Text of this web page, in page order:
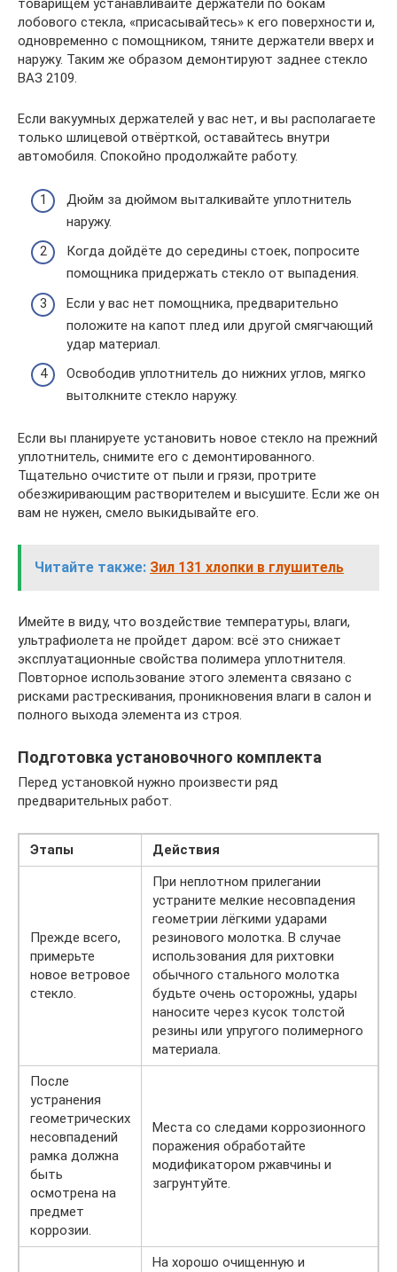
товарищем устанавливайте держатели по бокам
лобового стекла, «присасывайтесь» к его поверхности и,
одновременно с помощником, тяните держатели вверх и
наружу. Таким же образом демонтируют заднее стекло
ВАЗ 2109.
Если вакуумных держателей у вас нет, и вы располагаете
только шлицевой отвёрткой, оставайтесь внутри
автомобиля. Спокойно продолжайте работу.
Дюйм за дюймом выталкивайте уплотнитель
наружу.
Когда дойдёте до середины стоек, попросите
помощника придержать стекло от выпадения.
Если у вас нет помощника, предварительно
положите на капот плед или другой смягчающий
удар материал.
Освободив уплотнитель до нижних углов, мягко
вытолкните стекло наружу.
Если вы планируете установить новое стекло на прежний
уплотнитель, снимите его с демонтированного.
Тщательно очистите от пыли и грязи, протрите
обезжиривающим растворителем и высушите. Если же он
вам не нужен, смело выкидывайте его.
Читайте также: Зил 131 хлопки в глушитель
Имейте в виду, что воздействие температуры, влаги,
ультрафиолета не пройдет даром: всё это снижает
эксплуатационные свойства полимера уплотнителя.
Повторное использование этого элемента связано с
рисками растрескивания, проникновения влаги в салон и
полного выхода элемента из строя.
Подготовка установочного комплекта
Перед установкой нужно произвести ряд
предварительных работ.
Этапы Действия
Прежде всего,
примерьте
новое ветровое
стекло.
При неплотном прилегании
устраните мелкие несовпадения
геометрии лёгкими ударами
резинового молотка. В случае
использования для рихтовки
обычного стального молотка
будьте очень осторожны, удары
наносите через кусок толстой
резины или упругого полимерного
материала.
После
устранения
геометрических
несовпадений
рамка должна
быть
осмотрена на
предмет
коррозии.
Места со следами коррозионного
поражения обработайте
модификатором ржавчины и
загрунтуйте.
На хорошо очищенную и